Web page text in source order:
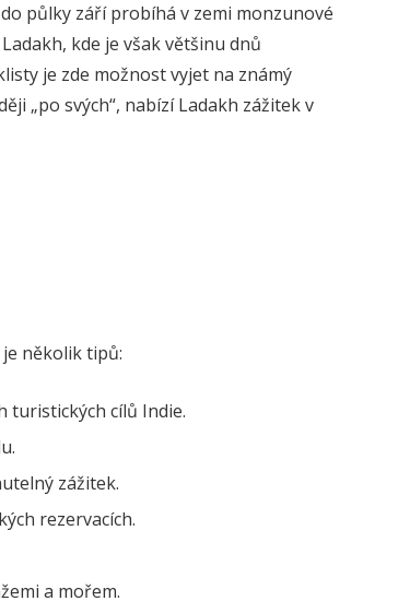
půlky září probíhá v zemi monzunové
kde je však většinu dnů
je zde možnost vyjet na známý
„po svých“, nabízí Ladakh zážitek v
několik tipů:
turistických cílů Indie.
zážitek.
rezervacích.
a mořem.